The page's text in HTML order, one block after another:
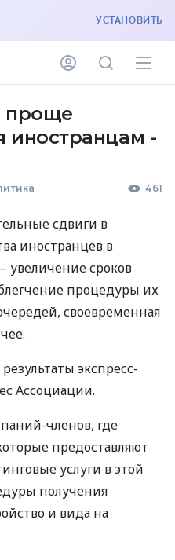
УСТАНОВИТЬ
проще
иностранцам -
461
сдвиги в
иностранцев в
увеличение сроков
процедуры их
своевременная
экспресс-
Ассоциации.
членов, где
предоставляют
услуги в этой
получения
и вида на